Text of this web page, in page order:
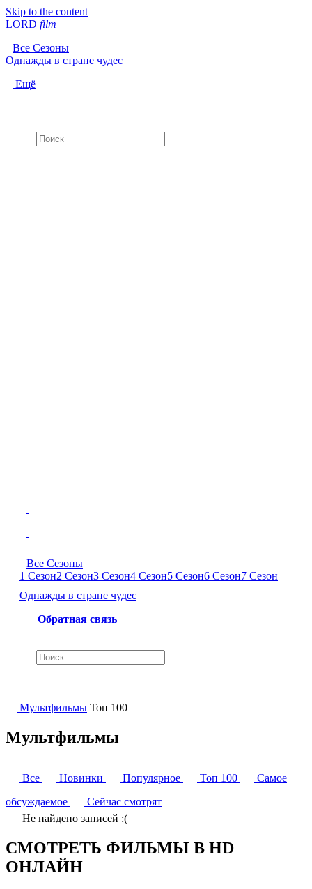
Skip to the content
LORD film
Все Сезоны
Однажды в стране чудес
Ещё
Все Сезоны
1 Сезон2 Сезон3 Сезон4 Сезон5 Сезон6 Сезон7 Сезон
Однажды в стране чудес
Обратная связь
Мультфильмы Топ 100
Мультфильмы
Все Новинки Популярное Топ 100
Самое
обсуждаемое
Сейчас смотрят
Не найдено записей :(
СМОТРЕТЬ ФИЛЬМЫ В HD
ОНЛАЙН